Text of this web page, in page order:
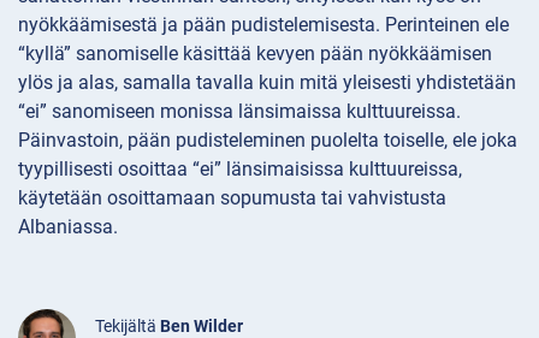
nyökkäämisestä ja pään pudistelemisesta. Perinteinen ele
“kyllä” sanomiselle käsittää kevyen pään nyökkäämisen
ylös ja alas, samalla tavalla kuin mitä yleisesti yhdistetään
“ei” sanomiseen monissa länsimaissa kulttuureissa.
Päinvastoin, pään pudisteleminen puolelta toiselle, ele joka
tyypillisesti osoittaa “ei” länsimaisissa kulttuureissa,
käytetään osoittamaan sopumusta tai vahvistusta
Albaniassa.
Tekijältä Ben Wilder